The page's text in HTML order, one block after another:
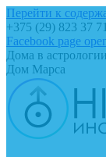
Перейти к
+375 (29) 823 37 71
Facebook page
Дома в
Дом Марса